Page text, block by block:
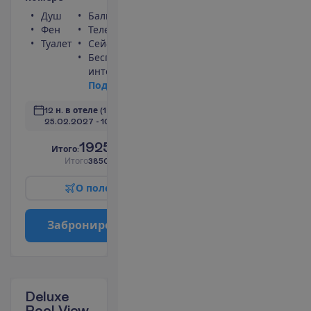
Душ
Фен
Туалет
Балкон
Телефон
Сейф
Беспроводной
интернет
Под
12 н. в отеле (14 н. всего)
25.02.2027 - 10.03.2027
Итого:1925.00
Итого3850.00
О поле
Заброниро
Deluxe